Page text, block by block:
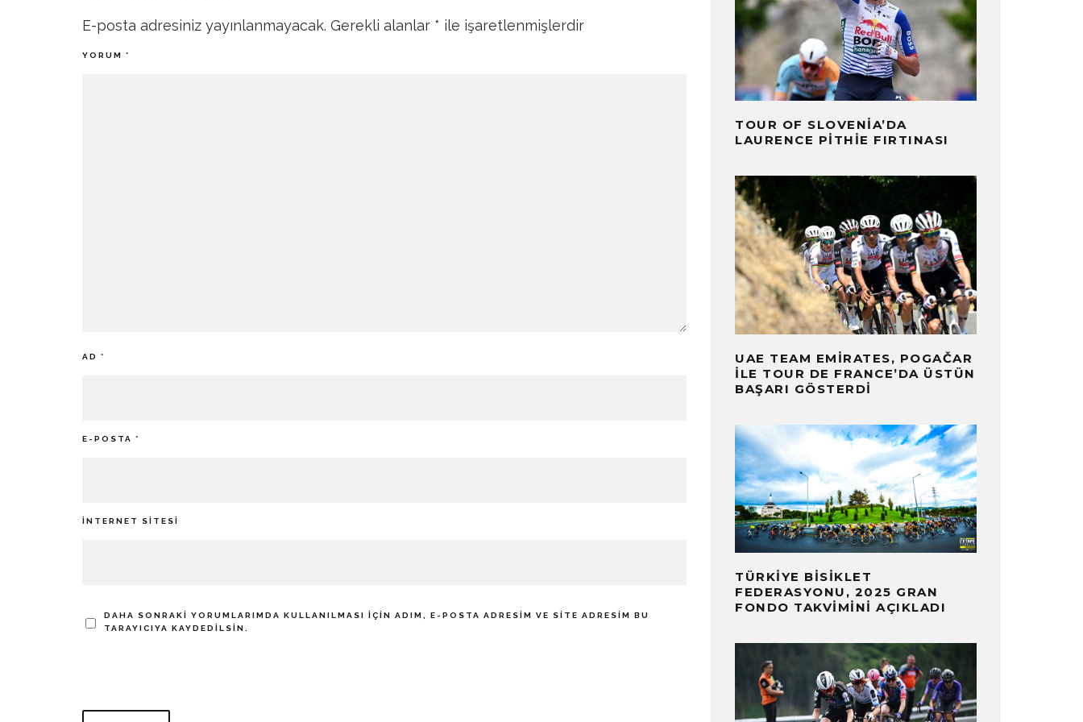
E-posta adresiniz yayınlanmayacak. Gerekli alanlar * ile işaretlenmişlerdir
YORUM *
AD *
E-POSTA *
İNTERNET SITESI
DAHA SONRAKI YORUMLARIMDA KULLANILMASI IÇIN ADIM, E-POSTA ADRESIM VE SITE ADRESIM BU
TARAYICIYA KAYDEDILSIN.
TOUR OF SLOVENIA’DA
LAURENCE PITHIE FIRTINASI
UAE TEAM EMIRATES, POGAČAR
ILE TOUR DE FRANCE’DA ÜSTÜN
BAŞARI GÖSTERDI
TÜRKIYE BISIKLET
FEDERASYONU, 2025 GRAN
FONDO TAKVIMINI AÇIKLADI